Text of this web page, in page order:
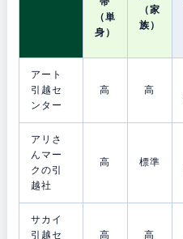
（単
身）
（家
族）
アート
引越セ
ンター
高 高
アリさ
んマー
クの引
越社
高 標準
サカイ
引越セ
高 高